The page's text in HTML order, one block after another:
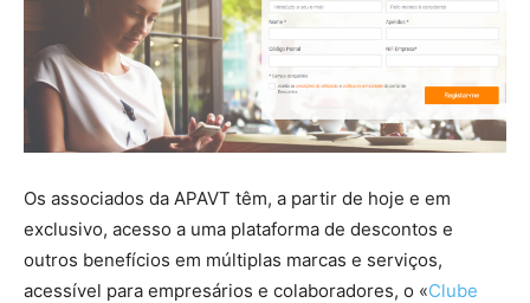
Os associados da APAVT têm, a partir de hoje e em
exclusivo, acesso a uma plataforma de descontos e
outros benefícios em múltiplas marcas e serviços,
acessível para empresários e colaboradores, o «Clube